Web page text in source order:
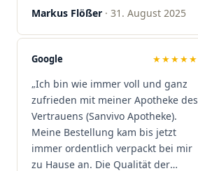
alles läuft unkompliziert und
sind extrem zügig, was mir jedes
Mal viel Zeit spart. Man merkt,
Kundenzufriedenheit an erster
Stelle stehen. Vielen Dank an das
Team von Sanvivo – ich bin
rundum begeistert!"
Markus Flößer · 31. August 2025
Google ★★★★★
„Ich bin wie immer voll und ganz
zufrieden mit meiner Apotheke des
Vertrauens (Sanvivo Apotheke).
Meine Bestellung kam bis jetzt
immer ordentlich verpackt bei mir
zu Hause an. Die Qualität der